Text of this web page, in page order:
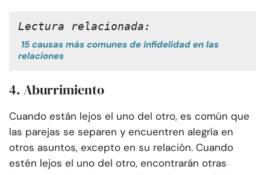
Lectura relacionada:
15 causas más comunes de infidelidad en las
relaciones
4. Aburrimiento
Cuando están lejos el uno del otro, es común que
las parejas se separen y encuentren alegría en
otros asuntos, excepto en su relación. Cuando
estén lejos el uno del otro, encontrarán otras